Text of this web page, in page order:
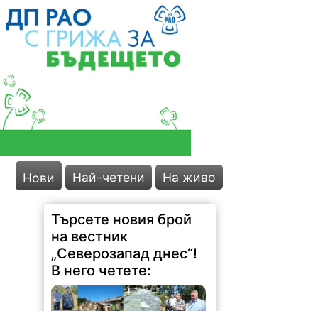
Нови Най-четени На живо
Търсете новия брой
на вестник
„Северозапад днес“!
В него четете: